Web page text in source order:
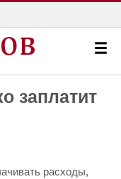
заплатит
расходы,